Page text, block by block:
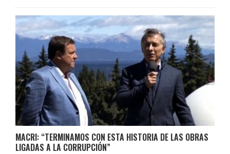
MACRI: “TERMINAMOS CON ESTA HISTORIA DE LAS OBRAS
LIGADAS A LA CORRUPCIÓN”